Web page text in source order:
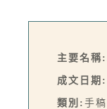
主要名稱:
成文日期:
類別: 手稿